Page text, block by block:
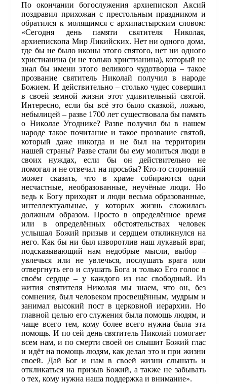
По окончании богослужения архиепископ Аксий
поздравил прихожан с престольным праздником и
обратился к молящимся с архипастырским словом:
«Сегодня день памяти святителя Николая,
архиепископа Мир Ликийских. Нет ни одного дома,
где бы не было иконы этого святого, нет ни одного
христианина (и не только христианина), который не
знал бы имени этого великого чудотворца – такое
прозвание святитель Николай получил в народе
Божием. И действительно – столько чудес совершил
в своей земной жизни этот удивительный святой.
Интересно, если бы всё это было сказкой, ложью,
небылицей – разве 1700 лет существовала бы память
о Николае Угоднике? Разве получил бы в нашем
народе такое почитание и такое прозвание святой,
который даже никогда и не был на территории
нашей страны? Разве стали бы ему молиться люди в
своих нуждах, если бы он действительно не
помогал и не отвечал на просьбы? Кто-то сторонний
может сказать, что в храме собираются одни
несчастные, необразованные, неучёные люди. Но
ведь к Богу приходят и люди весьма образованные,
интеллектуальные, у которых жизнь сложилась
должным образом. Просто в определённое время
или в определённых обстоятельствах человек
услышал Божий призыв и сердцем откликнулся на
него. Как бы ни был изворотлив наш лукавый враг,
подсказывающий нам недобрые мысли, выбор –
увлечься или не увлечься, послушать врага или
отвергнуть его и слушать Бога и только Его голос в
своём сердце – у каждого из нас свободный. Из
жития святителя Николая мы знаем, что он, без
сомнения, был человеком просвещённым, мудрым и
занимал высокий пост в церковной иерархии. Но
главной целью его служения была помощь людям, и
чаще всего тем, кому более всего нужна была эта
помощь. И по сей день святитель Николай помогает
всем нам, и по смерти своей он слышит Божий глас
и идёт на помощь людям, как делал это и при жизни
своей. Дай Бог и нам в своей жизни слышать и
откликаться на призыв Божий, а также не забывать
о тех, кому нужна наша поддержка и внимание».